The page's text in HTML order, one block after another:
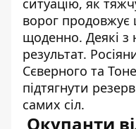
ситуацію, як
ворог продовжує
щоденно. Деякі з
результат.
Сєверного та
підтягнути
самих сіл.
Окупанти